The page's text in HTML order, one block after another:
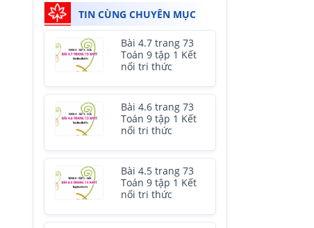
TIN CÙNG CHUYÊN MỤC
Bài 4.7 trang 73
Toán 9 tập 1 Kết
nối tri thức
Bài 4.6 trang 73
Toán 9 tập 1 Kết
nối tri thức
Bài 4.5 trang 73
Toán 9 tập 1 Kết
nối tri thức